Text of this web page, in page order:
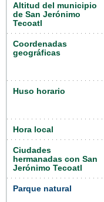
Altitud del municipio
de San Jerónimo
Tecoatl
Coordenadas
geográficas
Huso horario
Hora local
Ciudades
hermanadas con San
Jerónimo Tecoatl
Parque natural